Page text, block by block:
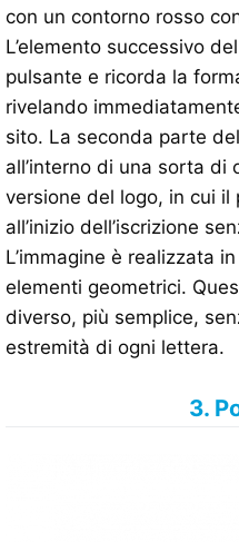
con un contorno rosso
L’elemento successivo
pulsante e ricorda la
rivelando
sito. La seconda parte
all’interno di una sorta di
versione del logo, in cui il
all’inizio dell’iscrizione
L’immagine è realizzata
elementi geometrici.
diverso, più semplice,
estremità di ogni lettera.
3.